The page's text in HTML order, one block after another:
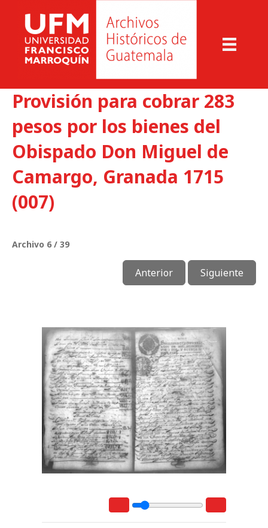
Provisión para cobrar 283
pesos por los bienes del
Obispado Don Miguel de
Camargo, Granada 1715
(007)
Archivo 6 / 39
Anterior Siguiente